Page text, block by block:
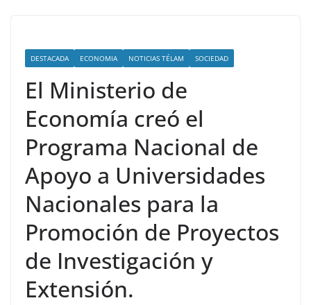
DESTACADA ECONOMIA NOTICIAS TÉLAM SOCIEDAD
El Ministerio de
Economía creó el
Programa Nacional de
Apoyo a Universidades
Nacionales para la
Promoción de Proyectos
de Investigación y
Extensión.